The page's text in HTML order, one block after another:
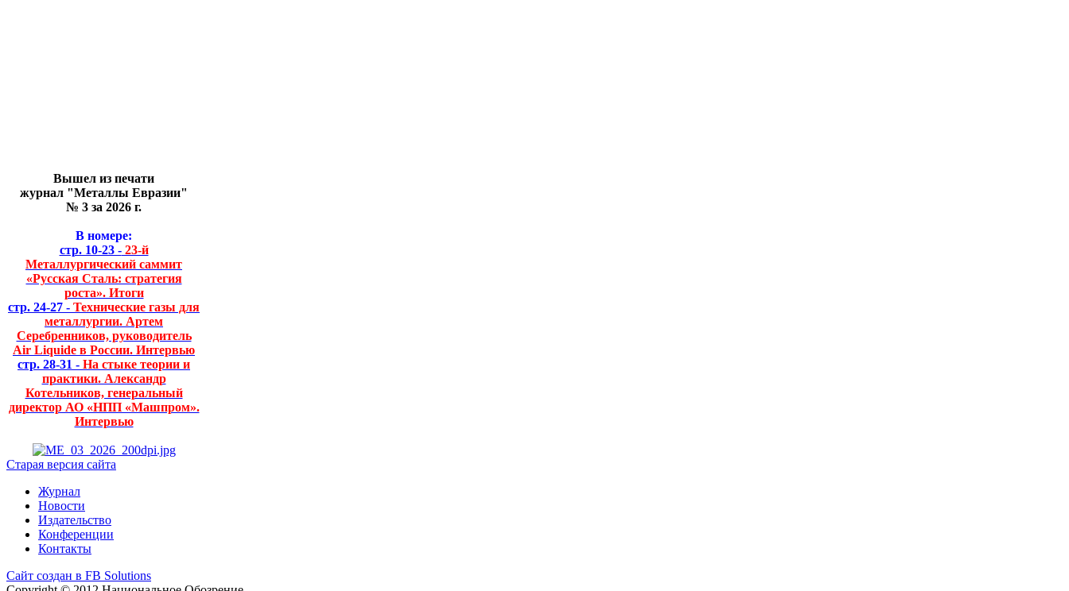
Вышел из печати
журнал "Металлы Евразии"
№ 3 за 2026 г.
В номере:
стр. 10-23 -23-й
Металлургический саммит
«Русская Сталь: стратегия
роста». Итоги
стр. 24-27 - Технические газы для
металлургии. Артем
Серебренников, руководитель
Air Liquide в России. Интервью
стр. 28-31 - На стыке теории и
практики. Александр
Котельников, генеральный
директор АО «НПП «Машпром».
Интервью
Старая версия сайта
Журнал
Новости
Издательство
Конференции
Контакты
Сайт создан в FB Solutions